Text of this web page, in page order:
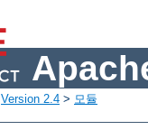
Version 2.4 > 모듈